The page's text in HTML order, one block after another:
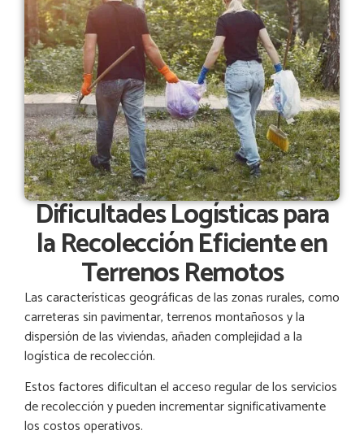
Dificultades Logísticas para
la Recolección Eficiente en
Terrenos Remotos
Las características geográficas de las zonas rurales, como
carreteras sin pavimentar, terrenos montañosos y la
dispersión de las viviendas, añaden complejidad a la
logística de recolección.
Estos factores dificultan el acceso regular de los servicios
de recolección y pueden incrementar significativamente
los costos operativos.